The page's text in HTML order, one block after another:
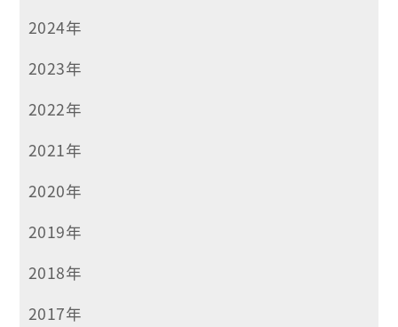
2024年
2023年
2022年
2021年
2020年
2019年
2018年
2017年